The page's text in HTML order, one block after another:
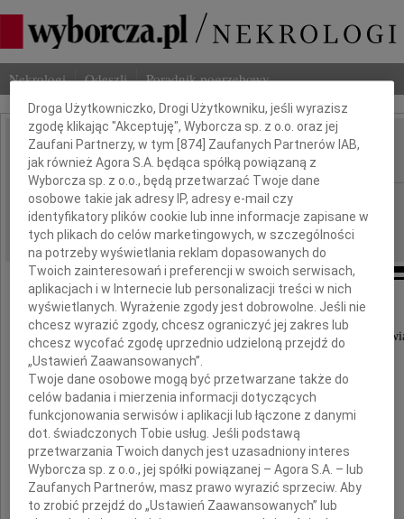
Nekrologi Odeszli Poradnik pogrzebowy
IMIĘ I NAZWISKO: Mateusz Chmielewski
REGION: Warszawa
DATA EMISJI: 08.05.2026
Z głębokim smutkiem i niedowierzaniem przyjęliśmy
Dbamy o Twoją prywatność
Droga Użytkowniczko, Drogi Użytkowniku, jeśli wyrazisz
zgodę klikając "Akceptuję", Wyborcza sp. z o.o. oraz jej
Zaufani Partnerzy, w tym [874] Zaufanych Partnerów IAB,
jak również Agora S.A. będąca spółką powiązaną z
Wyborcza sp. z o.o., będą przetwarzać Twoje dane
osobowe takie jak adresy IP, adresy e-mail czy
identyfikatory plików cookie lub inne informacje zapisane w
tych plikach do celów marketingowych, w szczególności
na potrzeby wyświetlania reklam dopasowanych do
Twoich zainteresowań i preferencji w swoich serwisach,
aplikacjach i w Internecie lub personalizacji treści w nich
wyświetlanych. Wyrażenie zgody jest dobrowolne. Jeśli nie
chcesz wyrazić zgody, chcesz ograniczyć jej zakres lub
chcesz wycofać zgodę uprzednio udzieloną przejdź do
„Ustawień Zaawansowanych”.
Twoje dane osobowe mogą być przetwarzane także do
celów badania i mierzenia informacji dotyczących
funkcjonowania serwisów i aplikacji lub łączone z danymi
dot. świadczonych Tobie usług. Jeśli podstawą
przetwarzania Twoich danych jest uzasadniony interes
Wyborcza sp. z o.o., jej spółki powiązanej – Agora S.A. – lub
Zaufanych Partnerów, masz prawo wyrazić sprzeciw. Aby
to zrobić przejdź do „Ustawień Zaawansowanych” lub